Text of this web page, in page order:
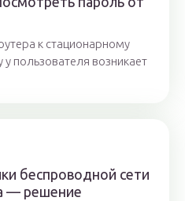
к стационарному
пользователя возникает
беспроводной сети
— решение